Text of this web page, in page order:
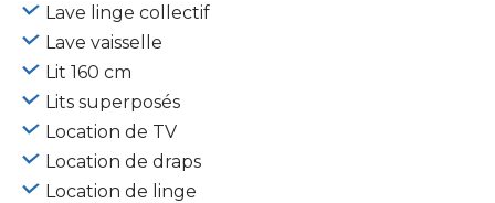
Lave linge collectif
Lave vaisselle
Lit 160 cm
Lits superposés
Location de TV
Location de draps
Location de linge